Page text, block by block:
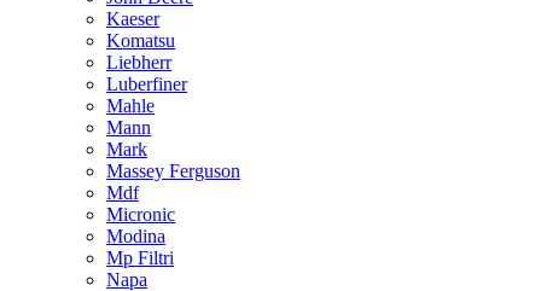
Kaeser
Komatsu
Liebherr
Luberfiner
Mahle
Mann
Mark
Massey Ferguson
Mdf
Micronic
Modina
Mp Filtri
Napa